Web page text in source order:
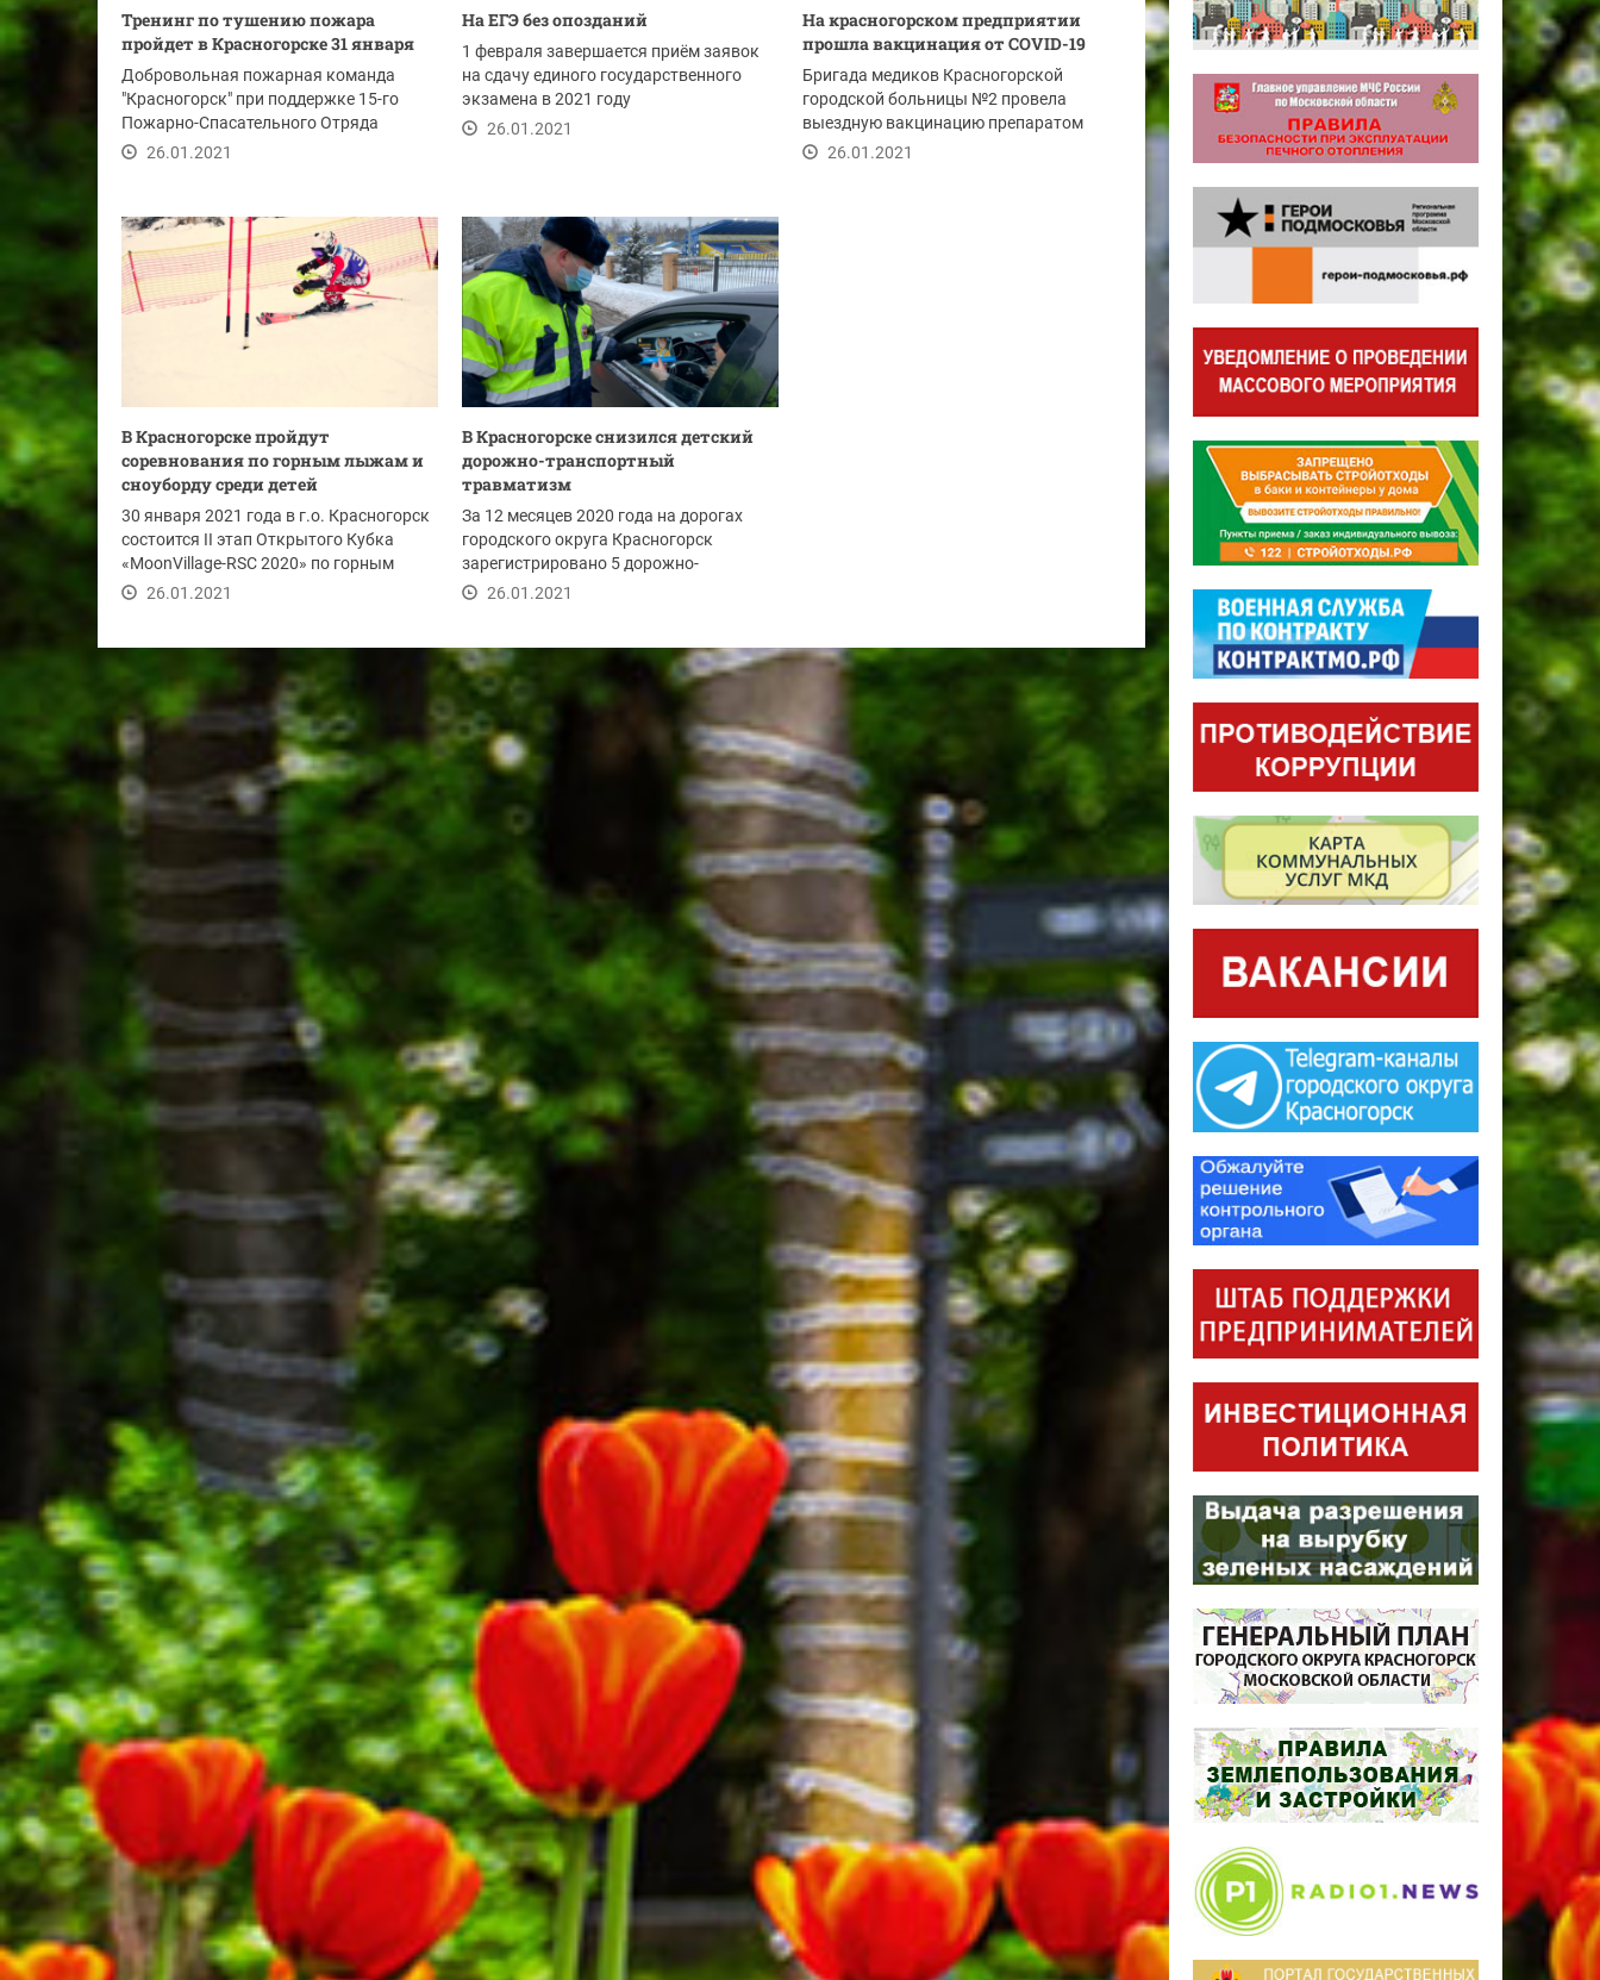
Тренинг по тушению пожара
пройдет в Красногорске 31 января
Добровольная пожарная команда
"Красногорск" при поддержке 15-го
Пожарно-Спасательного Отряда
Федеральной...
26.01.2021
На ЕГЭ без опозданий
1 февраля завершается приём заявок
на сдачу единого государственного
экзамена в 2021 году
26.01.2021
На красногорском предприятии
прошла вакцинация от COVID-19
Бригада медиков Красногорской
городской больницы №2 провела
выездную вакцинацию препаратом
«ГамКовидВак» на заводе...
26.01.2021
В Красногорске пройдут
соревнования по горным лыжам и
сноуборду среди детей
30 января 2021 года в г.о. Красногорск
состоится II этап Открытого Кубка
«MoonVillage-RSC 2020» по горным
лыжам и...
26.01.2021
В Красногорске снизился детский
дорожно-транспортный
травматизм
За 12 месяцев 2020 года на дорогах
городского округа Красногорск
зарегистрировано 5 дорожно-
транспортных происшествий...
26.01.2021